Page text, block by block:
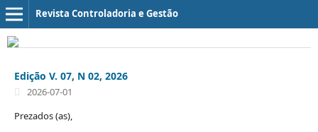
Revista Controladoria e Gestão
Edição V. 07, N 02, 2026
2026-07-01
Prezados (as),